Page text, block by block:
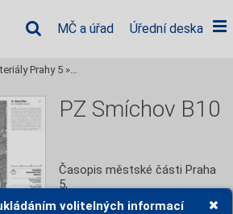
volitelných informací
MČ a úřad Úřední deska
Prahy 5 » Rozšíření památkové zóny
PZ Smíchov B10
Časopis městské části Praha
5,